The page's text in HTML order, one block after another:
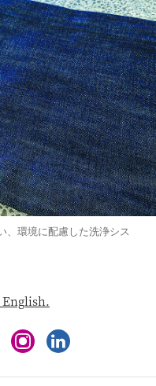
、環境に配慮した洗浄シス